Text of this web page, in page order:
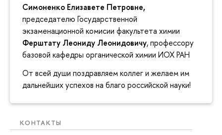
Симоненко Елизавете Петровне,
председателю Государственной
экзаменационной комисии факультета химии
Ферштату Леониду Леонидовичу, профессору
базовой кафедры органической химии ИОХ РАН
От всей души поздравляем коллег и желаем им
дальнейших успехов на благо российской науки!
КОНТАКТЫ